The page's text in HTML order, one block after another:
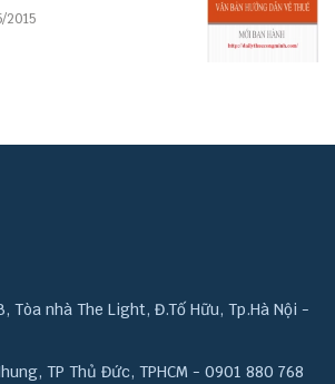
2015
Tòa nhà The Light, Đ.Tố Hữu, Tp.Hà Nội -
TP Thủ Đức, TPHCM - 0901 880 768